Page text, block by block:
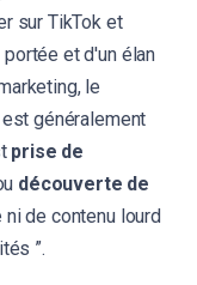
sur TikTok et
et d'un élan
le
généralement
prise de
découverte de
de contenu lourd
”.